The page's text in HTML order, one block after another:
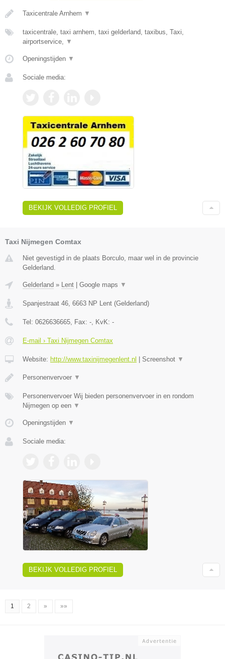
Taxicentrale Arnhem ▼
taxicentrale, taxi arnhem, taxi gelderland, taxibus, Taxi,
airportservice, ▼
Openingstijden ▼
Sociale media:
BEKIJK VOLLEDIG PROFIEL
Taxi Nijmegen Comtax
Niet gevestigd in de plaats Borculo, maar wel in de provincie
Gelderland.
Gelderland » Lent Google maps ▼
Spanjestraat 46 6663 NP Lent (Gelderland)
Tel: 0626636665 , Fax: - , KvK: -
E-mail › Taxi Nijmegen Comtax
Website: http://www.taxinijmegenlent.nl Screenshot ▼
Personenvervoer ▼
Personenvervoer Wij bieden personenvervoer in en rondom
Nijmegen op een ▼
Openingstijden ▼
Sociale media:
BEKIJK VOLLEDIG PROFIEL
1 2 » »»